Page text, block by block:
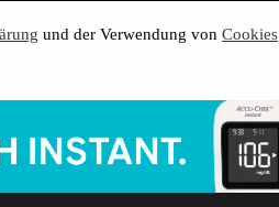
und der Verwendung von Cookies